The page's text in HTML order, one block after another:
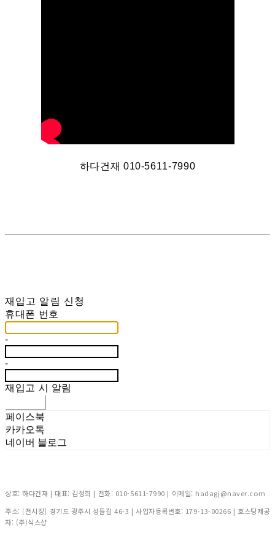
하다건재 010-5611-7990
재입고 알림 신청
휴대폰 번호
-
-
재입고 시 알림
페이스북
카카오톡
네이버 블로그
상호: 하다건재 | 대표: 김정희 | 전화: 010-5611-7990 | 이메일: hadagj@naver.com
주소: [전시장] 경기도 광주시 성들길 46-3 | 사업자등록번호: 179-13-00266 | 호스팅제공
자: (주)식스샵